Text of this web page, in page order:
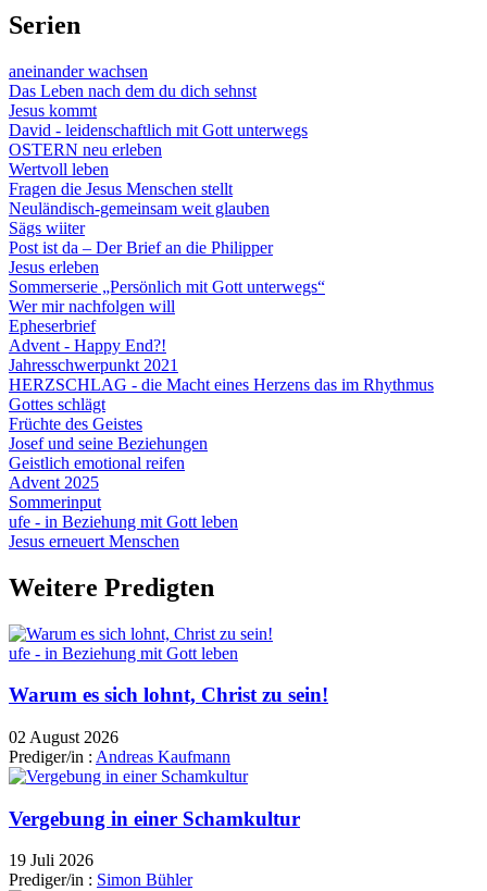
Serien
aneinander wachsen
Das Leben nach dem du dich sehnst
Jesus kommt
David - leidenschaftlich mit Gott unterwegs
OSTERN neu erleben
Wertvoll leben
Fragen die Jesus Menschen stellt
Neuländisch-gemeinsam weit glauben
Sägs wiiter
Post ist da – Der Brief an die Philipper
Jesus erleben
Sommerserie „Persönlich mit Gott unterwegs“
Wer mir nachfolgen will
Epheserbrief
Advent - Happy End?!
Jahresschwerpunkt 2021
HERZSCHLAG - die Macht eines Herzens das im Rhythmus
Gottes schlägt
Früchte des Geistes
Josef und seine Beziehungen
Geistlich emotional reifen
Advent 2025
Sommerinput
ufe - in Beziehung mit Gott leben
Jesus erneuert Menschen
Weitere Predigten
ufe - in Beziehung mit Gott leben
Warum es sich lohnt, Christ zu sein!
02 August 2026
Prediger/in : Andreas Kaufmann
Vergebung in einer Schamkultur
19 Juli 2026
Prediger/in : Simon Bühler